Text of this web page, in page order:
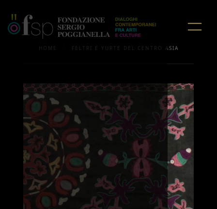
HOME FELTRI E YURTE DEL CENTRO ASIA